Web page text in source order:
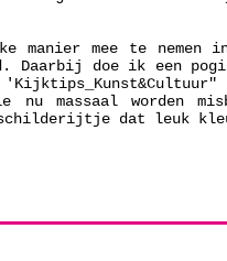
manier mee te nemen
Daarbij doe ik een
nu massaal worden
schilderijtje dat leuk